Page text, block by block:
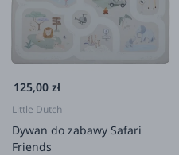
125,00 zł
Little Dutch
Dywan do zabawy Safari
Friends